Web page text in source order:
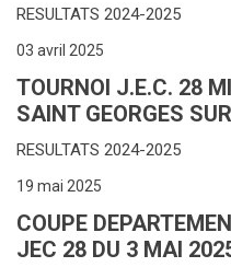
RESULTATS 2024-2025
03 avril 2025
TOURNOI J.E.C. 28
SAINT GEORGES
RESULTATS 2024-2025
19 mai 2025
COUPE
JEC 28 DU 3 MAI